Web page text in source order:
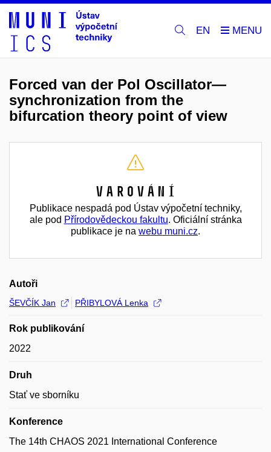
EN
Forced van der Pol Oscillator—
synchronization from the
bifurcation theory point of view
Varování
Publikace nespadá pod Ústav výpočetní techniky,
ale pod Přírodovědeckou fakultu. Oficiální stránka
publikace je na webu muni.cz.
Autoři
ŠEVČÍK Jan PŘIBYLOVÁ Lenka
Rok publikování
2022
Druh
Stať ve sborníku
Konference
The 14th CHAOS 2021 International Conference